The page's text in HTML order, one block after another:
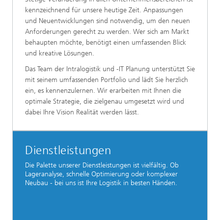
kennzeichnend für unsere heutige Zeit. Anpassungen
und Neuentwicklungen sind notwendig, um den neuen
Anforderungen gerecht zu werden. Wer sich am Markt
behaupten möchte, benötigt einen umfassenden Blick
und kreative Lösungen.
Das Team der Intralogistik und -IT Planung unterstützt Sie
mit seinem umfassenden Portfolio und lädt Sie herzlich
ein, es kennenzulernen. Wir erarbeiten mit Ihnen die
optimale Strategie, die zielgenau umgesetzt wird und
dabei Ihre Vision Realität werden lässt.
Dienstleistungen
Die Palette unserer Dienstleistungen ist vielfältig. Ob
Lageranalyse, schnelle Optimierung oder komplexer
Neubau - bei uns ist Ihre Logistik in besten Händen.